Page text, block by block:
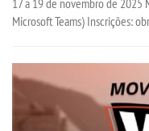
17 a 19 de novembro de 2025
Microsoft Teams) Inscrições: